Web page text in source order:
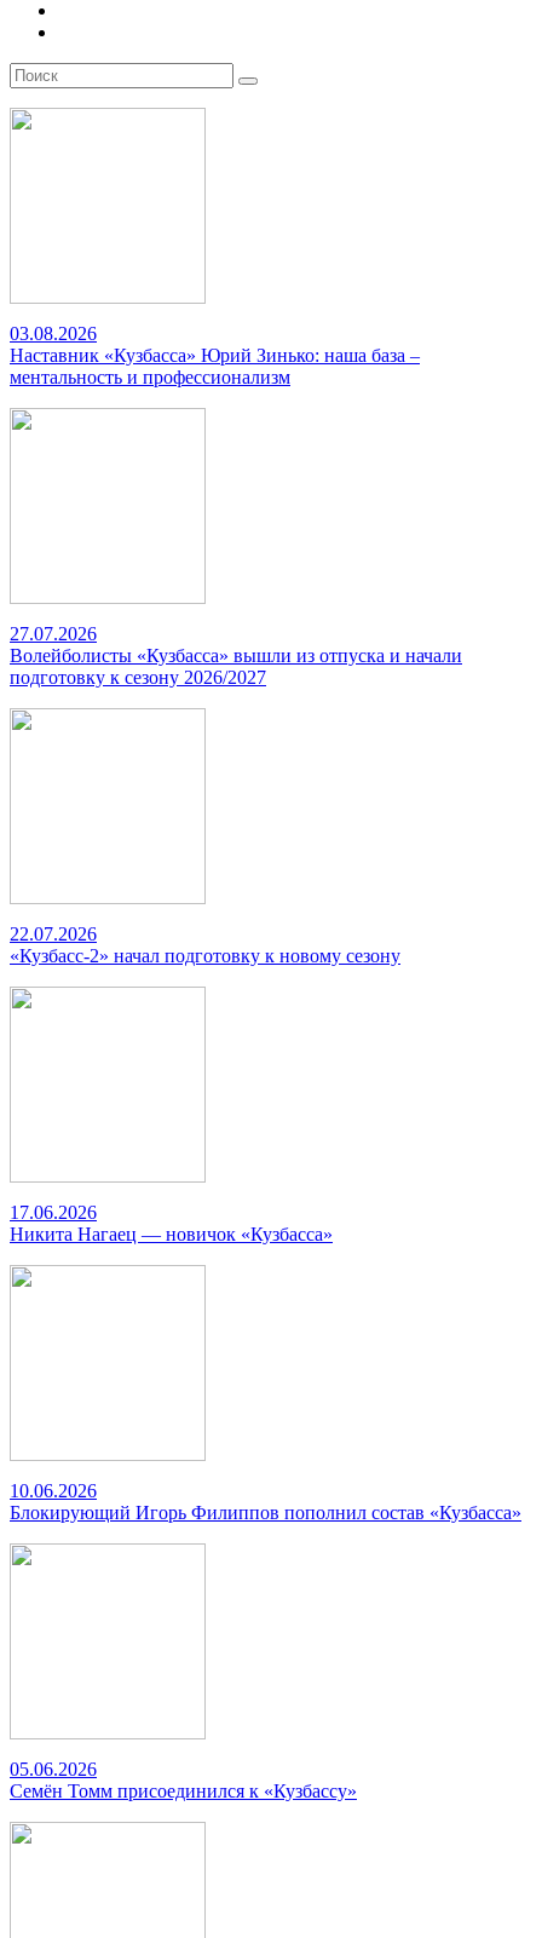
03.08.2026
Наставник «Кузбасса» Юрий Зинько: наша база –
ментальность и профессионализм
27.07.2026
Волейболисты «Кузбасса» вышли из отпуска и начали
подготовку к сезону 2026/2027
22.07.2026
«Кузбасс-2» начал подготовку к новому сезону
17.06.2026
Никита Нагаец — новичок «Кузбасса»
10.06.2026
Блокирующий Игорь Филиппов пополнил состав «Кузбасса»
05.06.2026
Семён Томм присоединился к «Кузбассу»